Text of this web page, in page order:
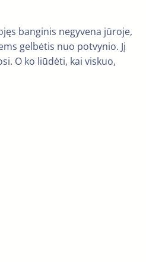
banginis negyvena jūroje,
gelbėtis nuo potvynio. Jį
O ko liūdėti, kai viskuo,